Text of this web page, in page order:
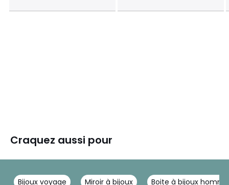
Craquez aussi pour
Bijoux voyage Miroir à bijoux Boite à bijoux homme